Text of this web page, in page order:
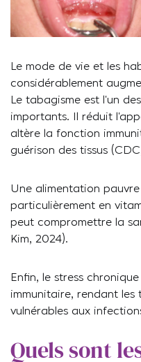
Le mode de vie et les
considérablement
Le tabagisme est l’un
importants. Il réduit
altère la fonction
guérison des tissus
Une alimentation
particulièrement en
peut compromettre la
Kim, 2024).
Enfin, le stress
immunitaire, rendant
vulnérables aux
Quels sont